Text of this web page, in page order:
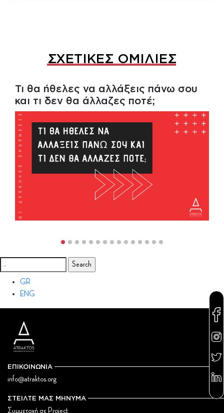
ΣΧΕΤΙΚΕΣ ΟΜΙΛΙΕΣ
Τι θα ήθελες να αλλάξεις πάνω σου
και τι δεν θα άλλαζες ποτέ;
for:
GR
ENG
ΕΠΙΚΟΙΝΩΝΙΑ
info@atraktos.org
ΣΤΕΙΛΤΕ ΜΑΣ ΜΗΝΥΜΑ
Συμμετοχή σε Project